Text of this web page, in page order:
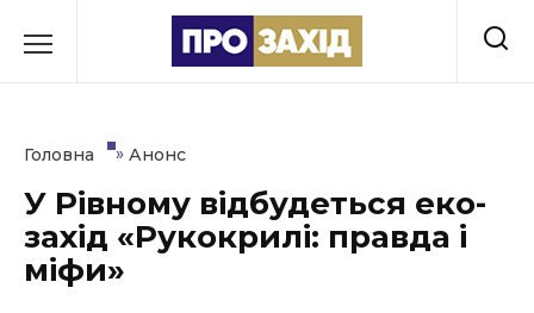
до
Культура
Освіта
Головна » Анонс
У Рівному відбудеться еко-
захід «Рукокрилі: правда і
міфи»